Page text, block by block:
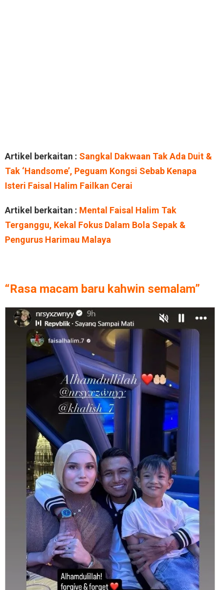
Artikel berkaitan : Sangkal Dakwaan Tak Ada Duit &
Tak ‘Handsome’, Peguam Kongsi Sebab Kenapa
Isteri Faisal Halim Failkan Cerai
Artikel berkaitan : Mental Faisal Halim Tak
Terganggu, Kekal Fokus Dalam Bola Sepak &
Pengurus Harimau Malaya
“Rasa macam baru kahwin semalam”